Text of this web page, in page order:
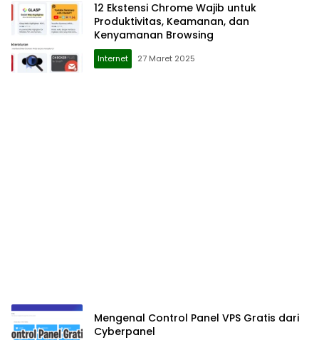
12 Ekstensi Chrome Wajib untuk
Produktivitas, Keamanan, dan
Kenyamanan Browsing
Internet 27 Maret 2025
Mengenal Control Panel VPS Gratis dari
Cyberpanel